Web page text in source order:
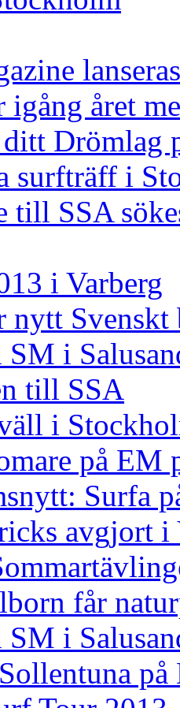
lanseras
igång året
Drömlag
surfträff i
till SSA
i Varberg
nytt Svenskt
i
till SSA
i
på EM
Surfa
avgjort i
får
i
på